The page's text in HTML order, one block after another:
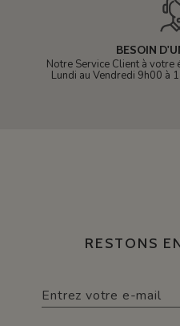
BESOIN
Notre Service Client à
Lundi au Vendredi 9h00 à
RESTONS